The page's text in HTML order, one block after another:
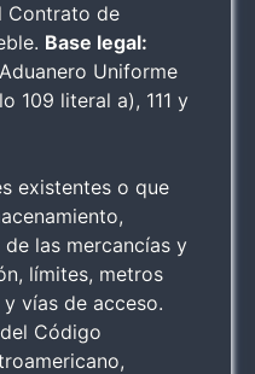
Contrato de
Base legal:
Uniforme
109 literal a), 111 y
existentes o que
las mercancías y
límites, metros
vías de acceso.
Código